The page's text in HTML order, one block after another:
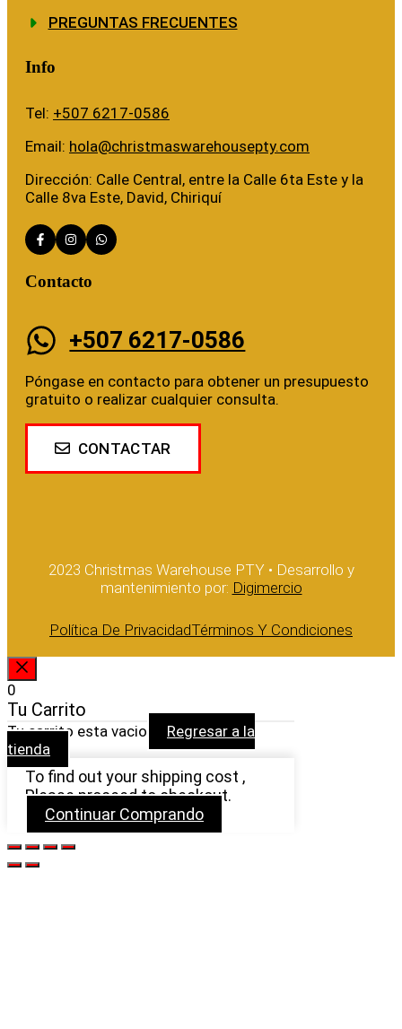
PREGUNTAS FRECUENTES
Info
Tel: +507 6217-0586
Email: hola@christmaswarehousepty.com
Dirección: Calle Central, entre la Calle 6ta Este y la
Calle 8va Este, David, Chiriquí
Contacto
+507 6217-0586
Póngase en contacto para obtener un presupuesto
gratuito o realizar cualquier consulta.
CONTACTAR
2023 Christmas Warehouse PTY • Desarrollo y
mantenimiento por: Digimercio
Política De PrivacidadTérminos Y Condiciones
CERRAR
0
Tu Carrito
Tu carrito esta vacio
Regresar a la
tienda
To find out your shipping cost ,
Please proceed to checkout.
Continuar Comprando